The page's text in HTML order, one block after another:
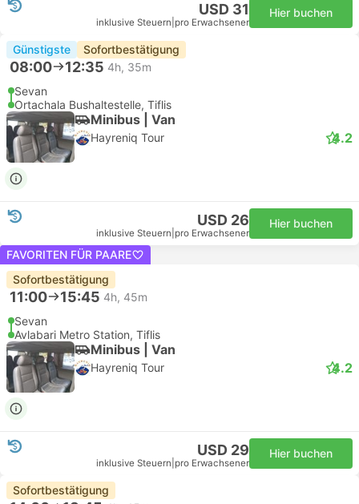
USD 31
inklusive Steuern pro Erwachsener
Hier buchen
Günstigste Sofortbestätigung
08:00 12:35 4h, 35m
Sevan
Ortachala Bushaltestelle, Tiflis
Minibus | Van
Hayreniq Tour 4.2
USD 26
inklusive Steuern pro Erwachsener
Hier buchen
FAVORITEN FÜR PAARE
Sofortbestätigung
11:00 15:45 4h, 45m
Sevan
Avlabari Metro Station, Tiflis
Minibus | Van
Hayreniq Tour 4.2
USD 29
inklusive Steuern pro Erwachsener
Hier buchen
Sofortbestätigung